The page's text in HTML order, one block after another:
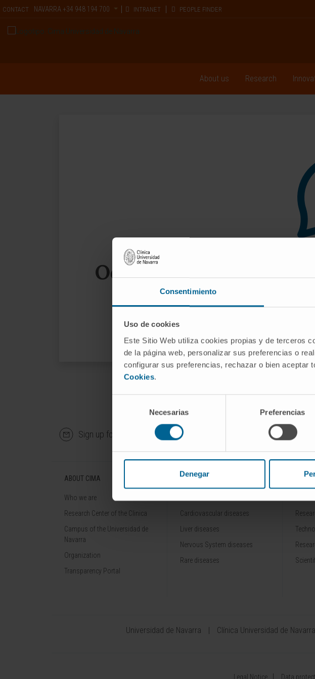
Consentimiento
Uso de cookies
Este Sitio Web utiliza cookies propias y de terceros
de la página web, personalizar sus preferencias o
configurar sus preferencias, rechazar o bien aceptar
Cookies.
consentimiento
Necesarias Preferencias
Denegar
CONTACT NAVARRA +34 948 194 700 INTRANET PEOPLE FINDER
About us Research
Oops, the page you
Sign up for our newsletter
ABOUT CIMA
Who we are
Research Center of the Clinica
Campus of the Universidad de
Navarra
Organization
Transparency Portal
DISEASES
Cardiovascular diseases
Liver diseases
Nervous System diseases
Rare diseases
Universidad de Navarra Clínica Universidad de Navarra
Legal Notice Data